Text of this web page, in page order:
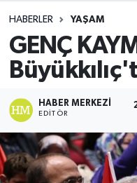
HABERLER YAŞAM
GENÇ
HABER MERKEZI
EDITÖR